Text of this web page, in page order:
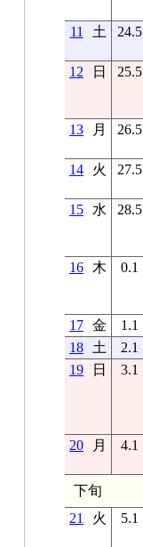
11
土 24.5
12
日 25.5
13
月 26.5
14
火 27.5
15
水 28.5
16
木 0.1
17 金
1.1
18
土
2.1
19
日 3.1
20
月 4.1
下旬
21
火 5.1